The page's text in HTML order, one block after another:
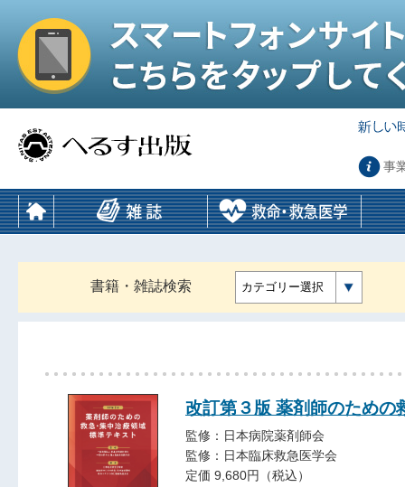
事
書籍・雑誌検索 カテゴリー選択
改訂第３版 薬剤師のための
監修：日本病院薬剤師会
監修：日本臨床救急医学会
定価 9,680円（税込）